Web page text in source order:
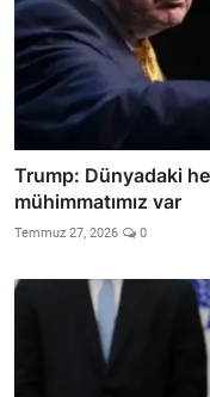
Trump: Dünyadaki
mühimmatımız var
Temmuz 27, 2026 0